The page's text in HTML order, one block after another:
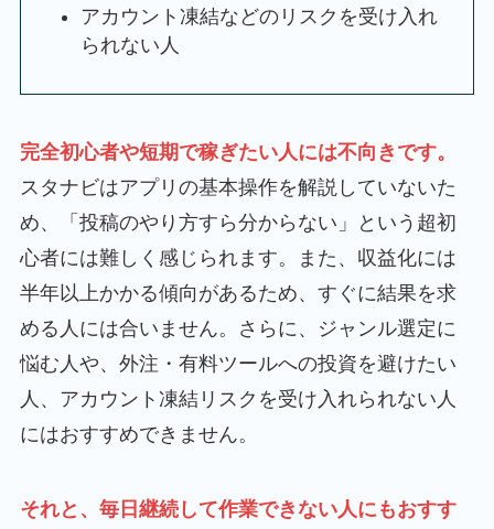
アカウント凍結などのリスクを受け入れ
られない人
完全初心者や短期で稼ぎたい人には不向きです。
スタナビはアプリの基本操作を解説していないた
め、「投稿のやり方すら分からない」という超初
心者には難しく感じられます。また、収益化には
半年以上かかる傾向があるため、すぐに結果を求
める人には合いません。さらに、ジャンル選定に
悩む人や、外注・有料ツールへの投資を避けたい
人、アカウント凍結リスクを受け入れられない人
にはおすすめできません。
それと、毎日継続して作業できない人にもおすす